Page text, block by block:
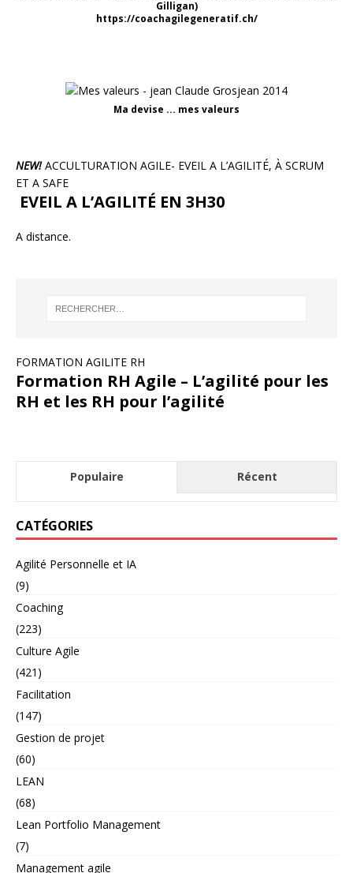
Gilligan)
https://coachagilegeneratif.ch/
Ma devise ... mes valeurs
NEW!ACCULTURATION AGILE- EVEIL A L’AGILITÉ, À SCRUM
ET A SAFE
EVEIL A L’AGILITÉ EN 3H30
A distance.
FORMATION AGILITE RH
Formation RH Agile – L’agilité pour les
RH et les RH pour l’agilité
Populaire Récent
CATÉGORIES
Agilité Personnelle et IA
(9)
Coaching
(223)
Culture Agile
(421)
Facilitation
(147)
Gestion de projet
(60)
LEAN
(68)
Lean Portfolio Management
(7)
Management agile